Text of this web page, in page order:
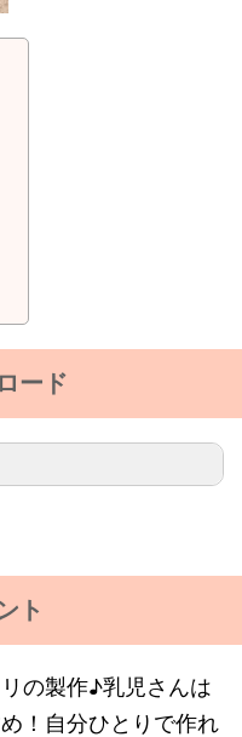
ード
ト
の製作♪乳児さんは
！自分ひとりで作れ